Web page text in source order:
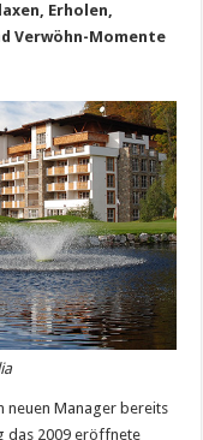
Erholen,
Verwöhn-Momente
neuen Manager bereits
das 2009 eröffnete